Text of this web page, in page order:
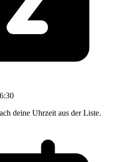
deine Uhrzeit aus der Liste.